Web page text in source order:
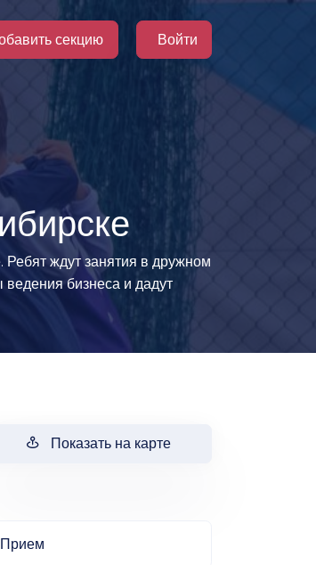
секцию Войти
Ребят ждут занятия в дружном
бизнеса и дадут
Показать на карте
Прием